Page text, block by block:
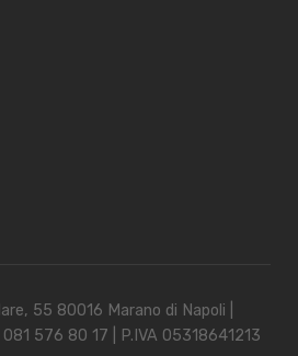
55 80016 Marano di Napoli |
576 80 17 | P.IVA 05318641213